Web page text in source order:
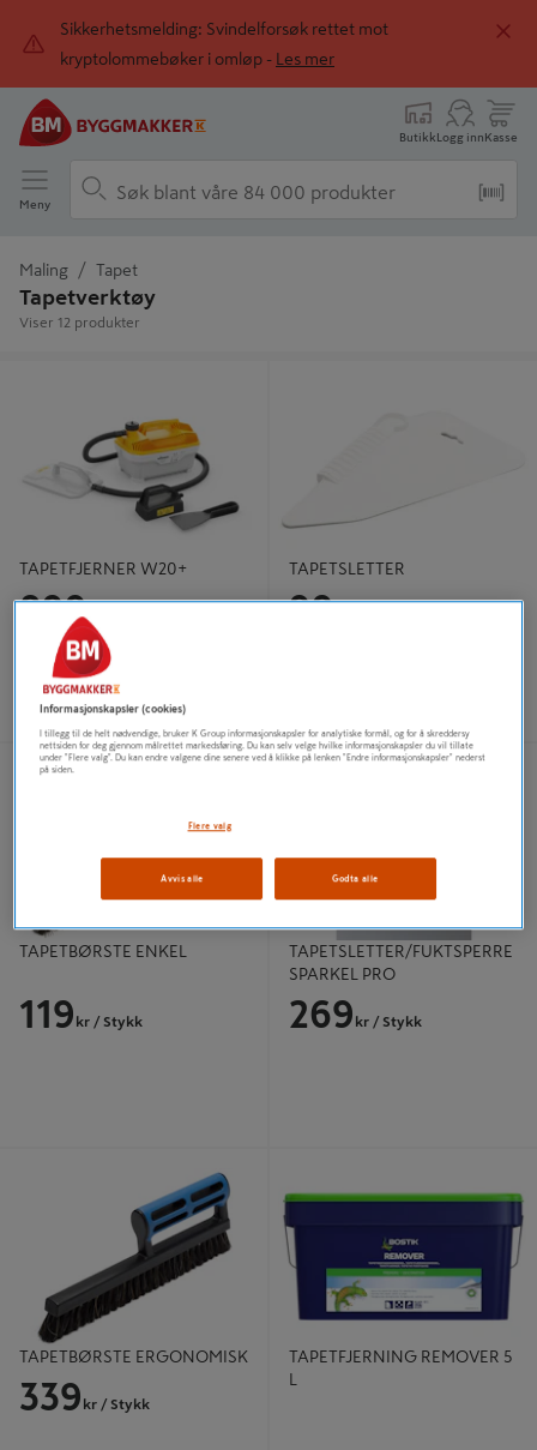
Sikkerhetsmelding: Svindelforsøk rettet mot
kryptolommebøker i omløp -
Les mer
ButikkLogg innKasse
Meny
Maling Tapet
Tapetverktøy
Viser 12 produkter
TAPETFJERNER W20+
899kr
TAPETSLETTER
99
TAPETBØRSTE ENKEL
TAPETBØRSTE ENKEL
119 kr / Stykk
TAPETSLETTER/FUKTSPERRESPAR
TAPETSLETTER/FUKTSPERRE
SPARKEL PRO
269 kr / Stykk
TAPETBØRSTE ERGONOMISK
339 kr / Stykk
TAPETFJERNING REMOVER 5
L
Informasjonskapsler (cookies)
I tillegg til de helt nødvendige, bruker K Group informasjonskapsler for analytiske formål, og for å skreddersy
nettsiden for deg gjennom målrettet markedsføring. Du kan selv velge hvilke informasjonskapsler du vil tillate
under "Flere valg". Du kan endre valgene dine senere ved å klikke på lenken "Endre informasjonskapsler" nederst
på siden.
Flere valg
Avvis alle Godta alle